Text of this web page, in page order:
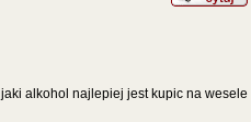
alkohol najlepiej jest kupic na wesele